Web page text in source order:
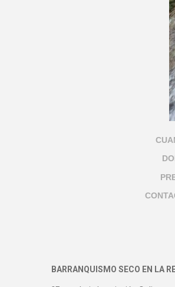
BARRANQUISMO SECO EN LA